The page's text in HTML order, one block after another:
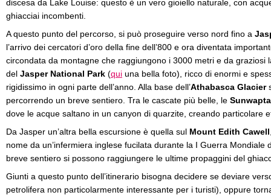
discesa da Lake Louise: questo è un vero gioiello naturale, con
ghiacciai incombenti.
A questo punto del percorso, si può proseguire verso nord fino a
l’arrivo dei cercatori d’oro della fine dell’800 e ora diventata
circondata da montagne che raggiungono i 3000 metri e da graziosi
del Jasper National Park (qui una bella foto), ricco di enormi e
rigidissimo in ogni parte dell’anno. Alla base dell’Athabasca Glacier
percorrendo un breve sentiero. Tra le cascate più belle, le
dove le acque saltano in un canyon di quarzite, creando particolare
Da Jasper un’altra bella escursione è quella sul Mount Edith Cawell
nome da un’infermiera inglese fucilata durante la I Guerra Mondiale
breve sentiero si possono raggiungere le ultime propaggini del
Giunti a questo punto dell’itinerario bisogna decidere se deviare
petrolifera non particolarmente interessante per i turisti), oppure